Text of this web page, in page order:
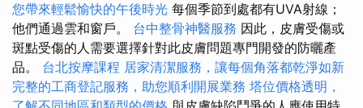
您帶來輕鬆愉快的午後時光 每個季節到處都有UVA射線；
他們通過雲和窗戶。 台中整骨神醫服務 因此，皮膚受傷或
斑點受傷的人需要選擇針對此皮膚問題專門開發的防曬產
品。 台北按摩課程 居家清潔服務，讓每個角落都乾淨如新
完整的工商登記服務，助您順利開展業務 塔位價格透明，